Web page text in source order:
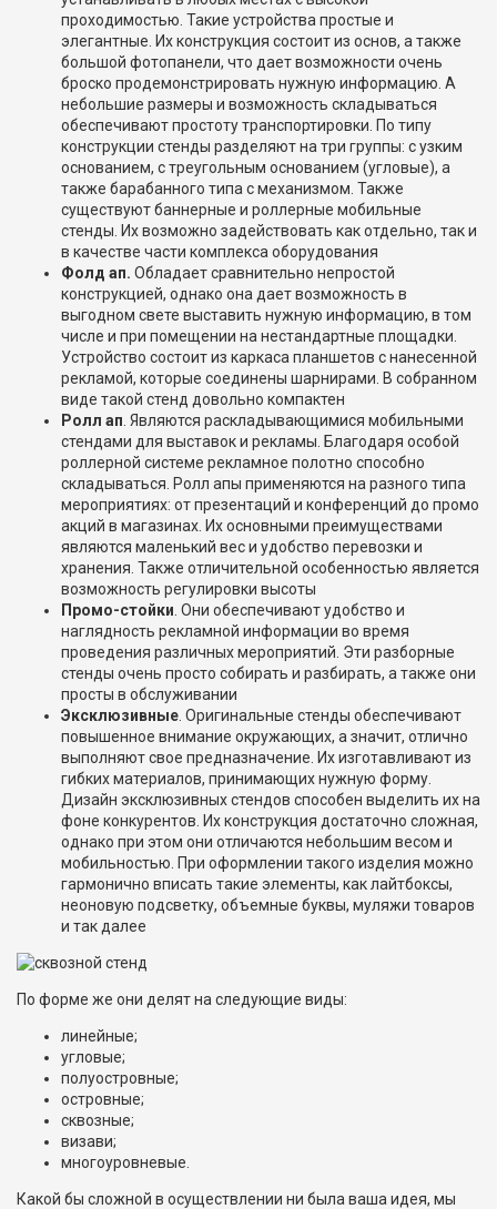
проходимостью. Такие устройства простые и
элегантные. Их конструкция состоит из основ, а также
большой фотопанели, что дает возможности очень
броско продемонстрировать нужную информацию. А
небольшие размеры и возможность складываться
обеспечивают простоту транспортировки. По типу
конструкции стенды разделяют на три группы: с узким
основанием, с треугольным основанием (угловые), а
также барабанного типа с механизмом. Также
существуют баннерные и роллерные мобильные
стенды. Их возможно задействовать как отдельно, так и
в качестве части комплекса оборудования
Фолд ап. Обладает сравнительно непростой
конструкцией, однако она дает возможность в
выгодном свете выставить нужную информацию, в том
числе и при помещении на нестандартные площадки.
Устройство состоит из каркаса планшетов с нанесенной
рекламой, которые соединены шарнирами. В собранном
виде такой стенд довольно компактен
Ролл ап . Являются раскладывающимися мобильными
стендами для выставок и рекламы. Благодаря особой
роллерной системе рекламное полотно способно
складываться. Ролл апы применяются на разного типа
мероприятиях: от презентаций и конференций до промо
акций в магазинах. Их основными преимуществами
являются маленький вес и удобство перевозки и
хранения. Также отличительной особенностью является
возможность регулировки высоты
Промо-стойки . Они обеспечивают удобство и
наглядность рекламной информации во время
проведения различных мероприятий. Эти разборные
стенды очень просто собирать и разбирать, а также они
просты в обслуживании
Эксклюзивные . Оригинальные стенды обеспечивают
повышенное внимание окружающих, а значит, отлично
выполняют свое предназначение. Их изготавливают из
гибких материалов, принимающих нужную форму.
Дизайн эксклюзивных стендов способен выделить их на
фоне конкурентов. Их конструкция достаточно сложная,
однако при этом они отличаются небольшим весом и
мобильностью. При оформлении такого изделия можно
гармонично вписать такие элементы, как лайтбоксы,
неоновую подсветку, объемные буквы, муляжи товаров
и так далее
По форме же они делят на следующие виды:
линейные;
угловые;
полуостровные;
островные;
сквозные;
визави;
многоуровневые.
Какой бы сложной в осуществлении ни была ваша идея, мы